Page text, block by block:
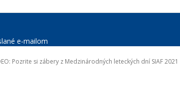
e-mailom
Pozrite si zábery z Medzinárodných leteckých dní SIAF 2021